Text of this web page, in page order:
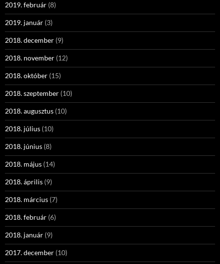
2019. február (8)
2019. január (3)
2018. december (9)
2018. november (12)
2018. október (15)
2018. szeptember (10)
2018. augusztus (10)
2018. július (10)
2018. június (8)
2018. május (14)
2018. április (9)
2018. március (7)
2018. február (6)
2018. január (9)
2017. december (10)